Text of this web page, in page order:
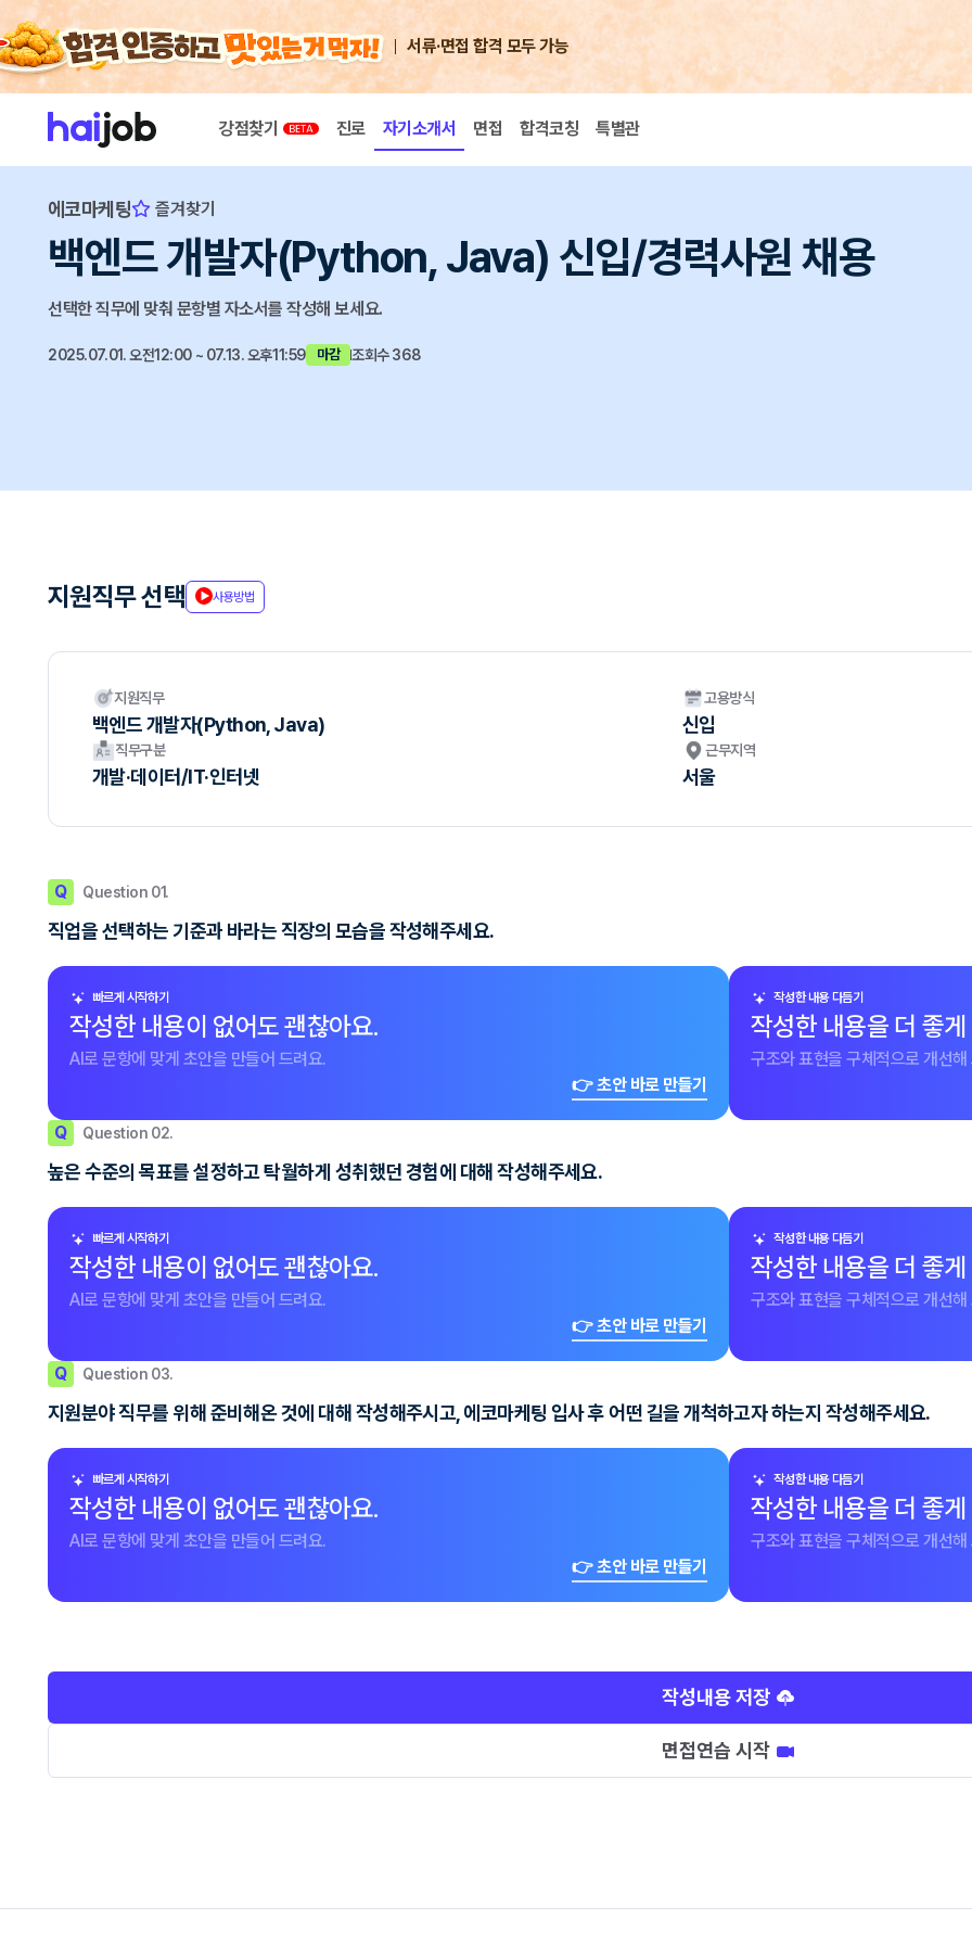
서류·면접 합격 모두 가능
강점찾기 진로 자기소개서 면접 합격코칭 특별관
에코마케팅 즐겨찾기
백엔드 개발자(Python, Java) 신입/경력사원 채용
선택한 직무에 맞춰 문항별 자소서를 작성해 보세요.
2025.07.01. 오전12:00 ~ 07.13. 오후11:59 마감 조회수 368
지원직무 선택 사용방법
지원직무
백엔드 개발자(Python, Java)
고용방식
신입
직무구분
개발·데이터/IT·인터넷
근무지역
서울
Q Question 01.
직업을 선택하는 기준과 바라는 직장의 모습을 작성해주세요.
빠르게 시작하기
작성한 내용이 없어도 괜찮아요.
AI로 문항에 맞게 초안을 만들어 드려요.
👉 초안 바로 만들기
작성한 내용 다듬기
작성한 내용을 더 좋
구조와 표현을 구체적으로 개선해
Q Question 02.
높은 수준의 목표를 설정하고 탁월하게 성취했던 경험에 대해 작성해주세요.
빠르게 시작하기
작성한 내용이 없어도 괜찮아요.
AI로 문항에 맞게 초안을 만들어 드려요.
👉 초안 바로 만들기
작성한 내용 다듬기
작성한 내용을 더 좋
구조와 표현을 구체적으로 개선해
Q Question 03.
지원분야 직무를 위해 준비해온 것에 대해 작성해주시고, 에코마케팅 입사 후 어떤 길을 개척하고자 하는지 작성해주세요.
빠르게 시작하기
작성한 내용이 없어도 괜찮아요.
AI로 문항에 맞게 초안을 만들어 드려요.
👉 초안 바로 만들기
작성한 내용 다듬기
작성한 내용을 더 좋
구조와 표현을 구체적으로 개선해
작성내용 저장
면접연습 시작